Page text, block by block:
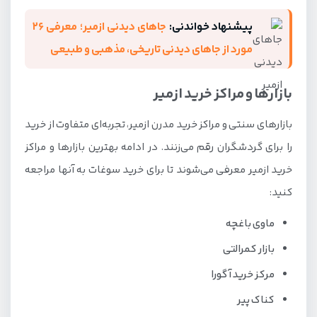
پیشنهاد خواندنی:
جاهای دیدنی ازمیر؛ معرفی 26
مورد از جاهای دیدنی تاریخی، مذهبی و طبیعی
بازارها و مراکز خرید ازمیر
بازارهای سنتی و مراکز خرید مدرن ازمیر، تجربه‌ای متفاوت از خرید
را برای گردشگران رقم می‌زنند. در ادامه بهترین بازارها و مراکز
خرید ازمیر معرفی می‌شوند تا برای خرید سوغات به آنها مراجعه
کنید:
ماوی باغچه
بازار کمرالتی
مرکز خرید آگورا
کناک پیر